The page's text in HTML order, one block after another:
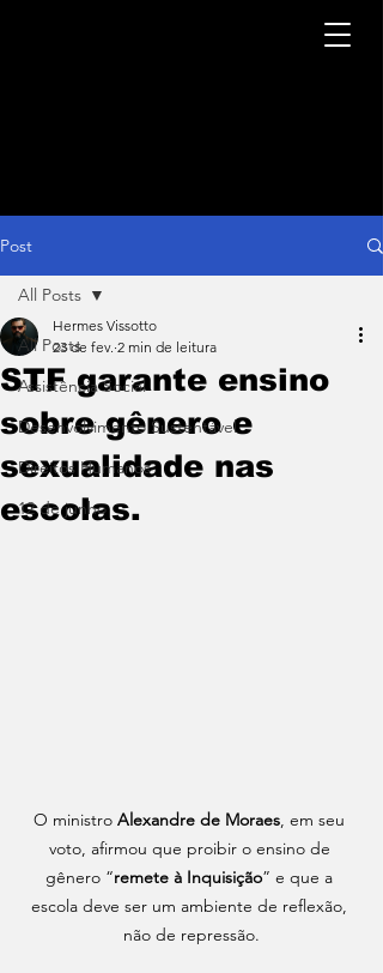
Post
All Posts
Assistência Social
Desenvolvimento Sustentável
Direitos Humanos
12 de junho
All Posts
STF garante ensino
sobre gênero e
sexualidade nas
escolas.
Hermes Vissotto
23 de fev. 2 min de leitura
O ministro Alexandre de Moraes, em seu
voto, afirmou que proibir o ensino de
gênero “remete à Inquisição” e que a
escola deve ser um ambiente de reflexão,
não de repressão.